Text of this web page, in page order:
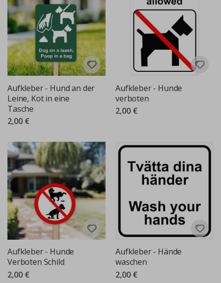
Aufkleber - Hund an der
Leine, Kot in eine
Tasche
2,00 €
Aufkleber - Hunde
verboten
2,00 €
Aufkleber - Hunde
Verboten Schild
2,00 €
Aufkleber - Hände
waschen
2,00 €